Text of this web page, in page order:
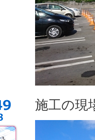
施工の現